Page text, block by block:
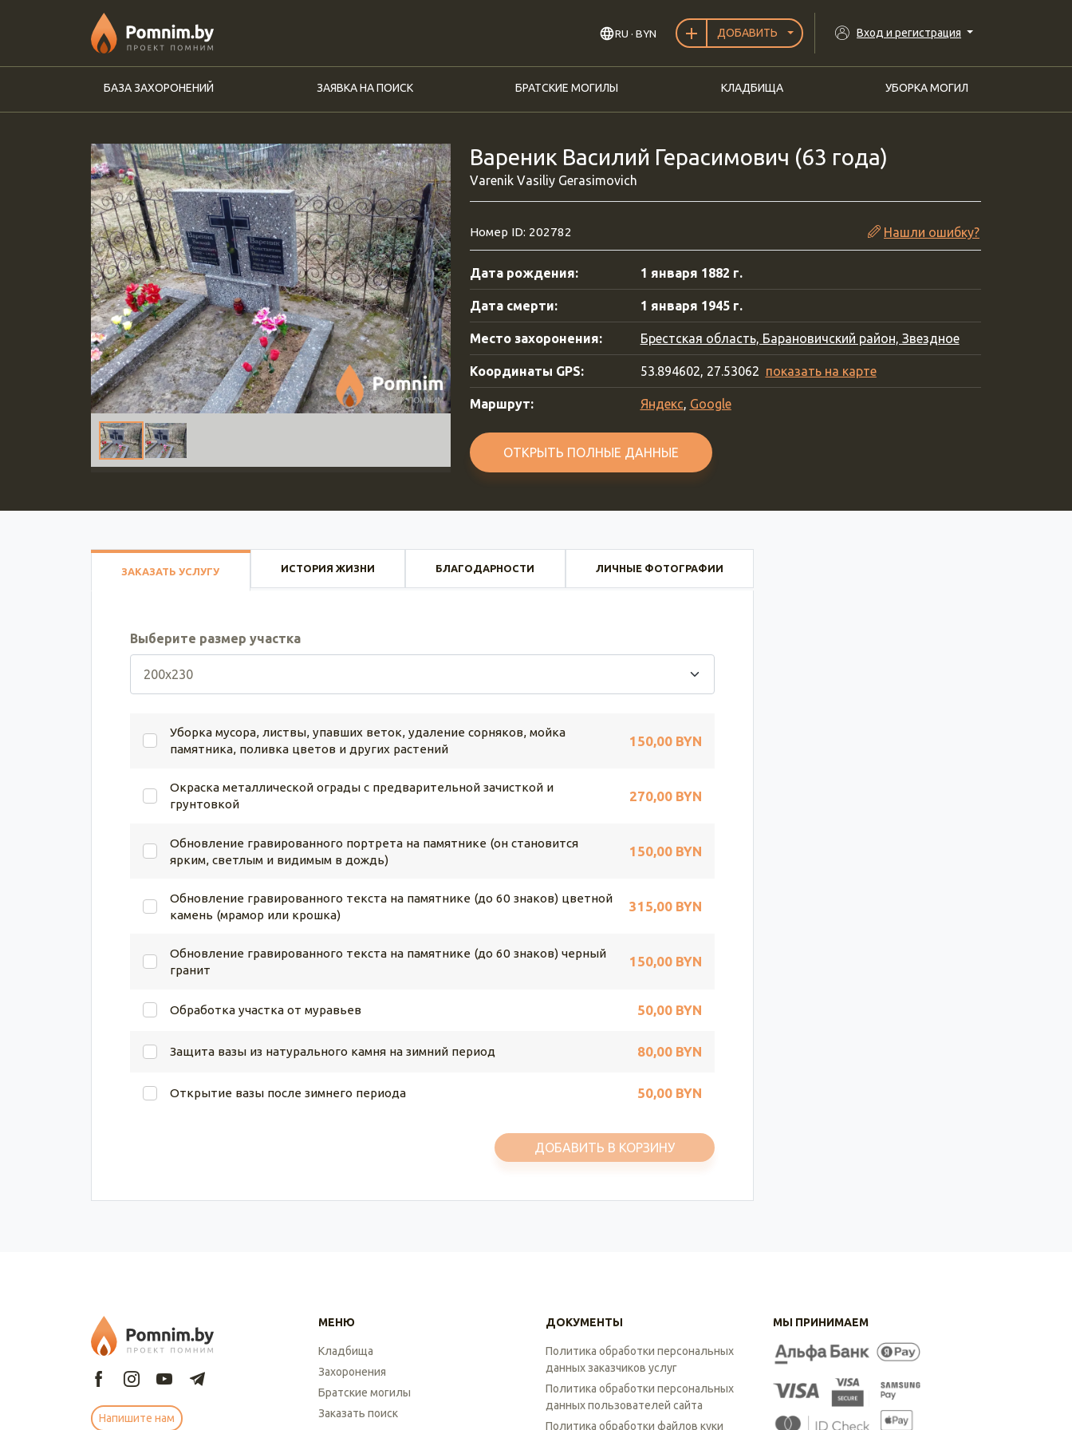
RU · BYN ДОБАВИТЬ Вход и регистрация
БАЗА ЗАХОРОНЕНИЙ ЗАЯВКА НА ПОИСК БРАТСКИЕ МОГИЛЫ КЛАДБИЩА УБОРКА МОГИЛ
Вареник Василий Герасимович (63 года)
Varenik Vasiliy Gerasimovich
Номер ID: 202782 Нашли ошибку?
Дата рождения: 1 января 1882 г.
Дата смерти: 1 января 1945 г.
Место захоронения: Брестская область, Барановичский район, Звездное
Координаты GPS: 53.894602, 27.53062 показать на карте
Маршрут: Яндекс, Google
ОТКРЫТЬ ПОЛНЫЕ ДАННЫЕ
ЗАКАЗАТЬ УСЛУГУ ИСТОРИЯ ЖИЗНИ БЛАГОДАРНОСТИ ЛИЧНЫЕ ФОТОГРАФИИ
Выберите размер участка
Уборка мусора, листвы, упавших веток, удаление сорняков, мойка
памятника, поливка цветов и других растений
150,00 BYN
Окраска металлической ограды с предварительной зачисткой и
грунтовкой
270,00 BYN
Обновление гравированного портрета на памятнике (он становится
ярким, светлым и видимым в дождь)
150,00 BYN
Обновление гравированного текста на памятнике (до 60 знаков) цветной
камень (мрамор или крошка)
315,00 BYN
Обновление гравированного текста на памятнике (до 60 знаков) черный
гранит
150,00 BYN
Обработка участка от муравьев 50,00 BYN
Защита вазы из натурального камня на зимний период 80,00 BYN
Открытие вазы после зимнего периода 50,00 BYN
ДОБАВИТЬ В КОРЗИНУ
Напишите нам
МЕНЮ
Кладбища
Захоронения
Братские могилы
Заказать поиск
ДОКУМЕНТЫ
Политика обработки персональных
данных заказчиков услуг
Политика обработки персональных
данных пользователей сайта
Политика обработки файлов куки
МЫ ПРИНИМАЕМ